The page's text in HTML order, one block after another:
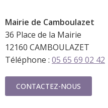
Mairie de Camboulazet
36 Place de la Mairie
12160 CAMBOULAZET
Téléphone : 05 65 69 02 42
CONTACTEZ-NOUS